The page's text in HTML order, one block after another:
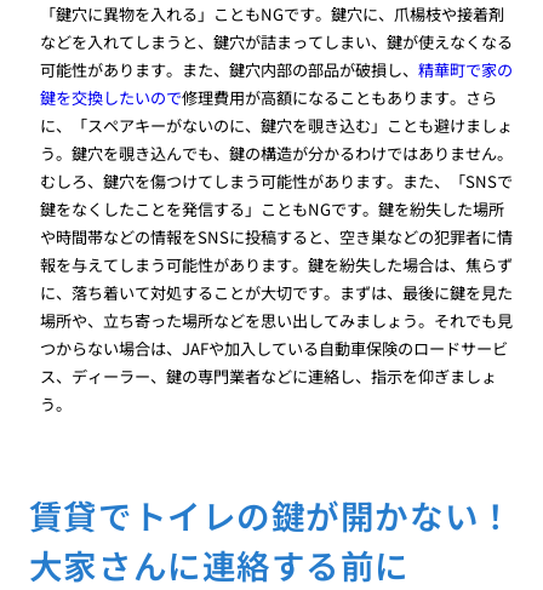
「鍵穴に異物を入れる」こともNGです。鍵穴に、爪楊枝や接着剤
などを入れてしまうと、鍵穴が詰まってしまい、鍵が使えなくなる
可能性があります。また、鍵穴内部の部品が破損し、精華町で家の
鍵を交換したいので修理費用が高額になることもあります。さら
に、「スペアキーがないのに、鍵穴を覗き込む」ことも避けましょ
う。鍵穴を覗き込んでも、鍵の構造が分かるわけではありません。
むしろ、鍵穴を傷つけてしまう可能性があります。また、「SNSで
鍵をなくしたことを発信する」こともNGです。鍵を紛失した場所
や時間帯などの情報をSNSに投稿すると、空き巣などの犯罪者に情
報を与えてしまう可能性があります。鍵を紛失した場合は、焦らず
に、落ち着いて対処することが大切です。まずは、最後に鍵を見た
場所や、立ち寄った場所などを思い出してみましょう。それでも見
つからない場合は、JAFや加入している自動車保険のロードサービ
ス、ディーラー、鍵の専門業者などに連絡し、指示を仰ぎましょ
う。
賃貸でトイレの鍵が開かない！
大家さんに連絡する前に